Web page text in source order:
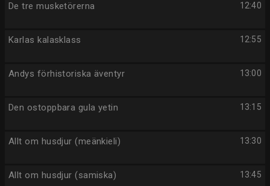
12:40
De tre musketörerna
12:55
Karlas kalasklass
13:00
Andys förhistoriska äventyr
13:15
Den ostoppbara gula yetin
13:30
Allt om husdjur (meänkieli)
13:45
Allt om husdjur (samiska)